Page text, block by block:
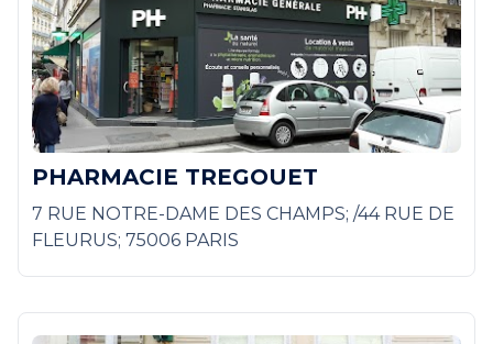
PHARMACIE TREGOUET
7 RUE NOTRE-DAME DES CHAMPS; /44 RUE DE
FLEURUS; 75006 PARIS